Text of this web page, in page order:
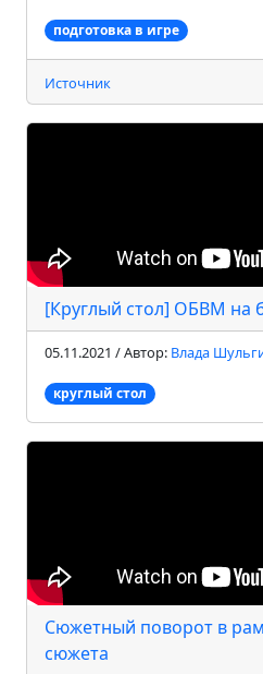
подготовка в игре
Источник
[Круглый стол] ОБВМ на
05.11.2021 / Автор: Влада
круглый стол
Сюжетный поворот в
сюжета